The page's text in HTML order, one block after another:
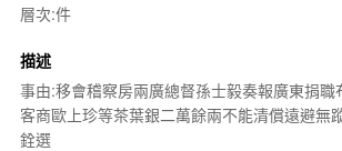
層次:件
描述
事由:移會稽察房兩廣總督孫士毅奏報廣東捐職
客商歐上珍等茶葉銀二萬餘兩不能清償遠避無
銓選